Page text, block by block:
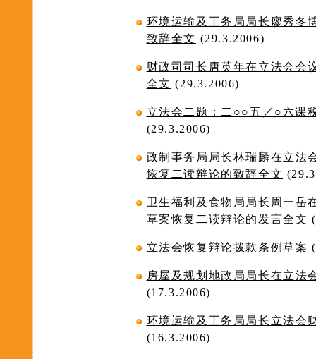
环境运输及工务局局长廖秀冬
致辞全文 (29.3.2006)
财政司司长唐英年在立法会会
全文 (29.3.2006)
立法会二题：二○○五／○六课
(29.3.2006)
政制事务局局长林瑞麟在立法
恢复二读辩论的致辞全文
卫生福利及食物局局长周一岳
草案恢复二读辩论的发言全文
立法会恢复辩论拨款条例草案
房屋及规划地政局局长在立法
(17.3.2006)
环境运输及工务局局长立法会
(16.3.2006)